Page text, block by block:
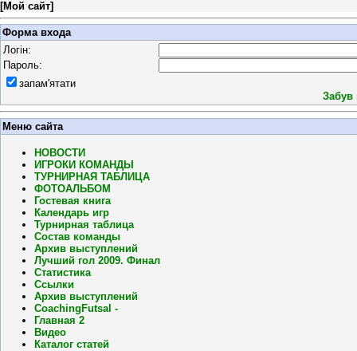
[Мой сайт]
Форма входа
Логін:
Пароль:
запам'ятати
Забув
Меню сайта
НОВОСТИ
ИГРОКИ КОМАНДЫ
ТУРНИРНАЯ ТАБЛИЦА
ФОТОАЛЬБОМ
Гостевая книга
Календарь игр
Турнирная таблица
Состав команды
Архив выступлений
Лучший гол 2009. Финал
Статистика
Ссылки
Архив выступлений
CoachingFutsal -
Главная 2
Видео
Каталог статей